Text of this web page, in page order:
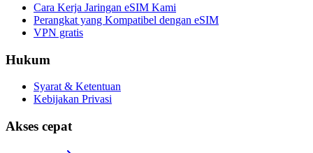
Cara Kerja Jaringan eSIM Kami
Perangkat yang Kompatibel dengan eSIM
VPN gratis
Hukum
Syarat & Ketentuan
Kebijakan Privasi
Akses cepat